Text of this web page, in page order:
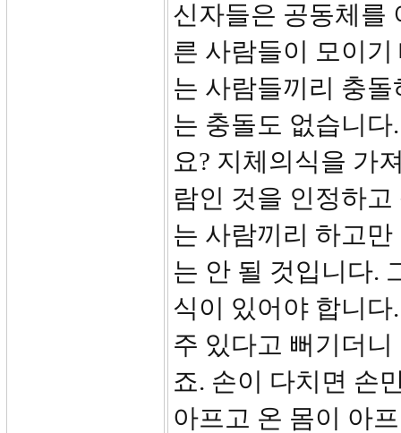
신자들은 공동체를
른 사람들이 모이
는 사람들끼리 충
는 충돌도 없습니
요? 지체의식을 가
람인 것을 인정하
는 사람끼리 하고
는 안 될 것입니다.
식이 있어야 합니
주 있다고 뻐기더
죠. 손이 다치면 손
아프고 온 몸이 아